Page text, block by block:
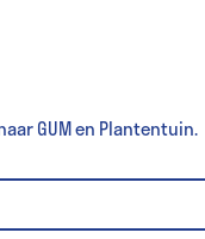
GUM en Plantentuin.